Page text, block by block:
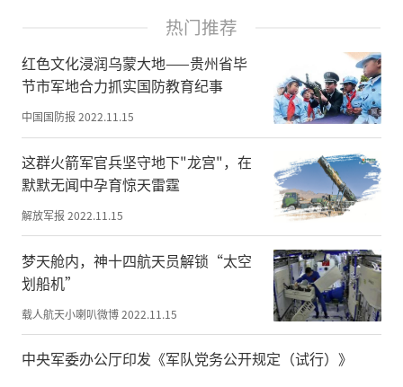
国防的意识，主要依托现有城市公园，嵌入
国防元素，突出国防主题，体现国防文化，
营造国防教育氛围，最大限度发挥好现有公
共文化设施的作用。”对于筹划改造国防教
育主题公园，民治街道武装部负责人如是
说。
在内容设置上，该国防教育主题公园贴近群
众、主题鲜明。在不改变公园整体布局的前
提下，以现有设施为基础加以改造，如在公
园主路旁设置了多个宣传栏，通过国防篇等
内容主题，全方位宣传党的领导，解读《国
防法》和有关政策方针，使大家树牢“国无
防不立、民无防不安”的思想根基。
热门推荐
红色文化浸润乌蒙大地——贵州省毕
节市军地合力抓实国防教育纪事
中国国防报 2022.11.15
这群火箭军官兵坚守地下"龙宫"，在
默默无闻中孕育惊天雷霆
解放军报 2022.11.15
梦天舱内，神十四航天员解锁“太空
划船机”
载人航天小喇叭微博2022.11.15
中央军委办公厅印发《军队党务公开规定（试行）》